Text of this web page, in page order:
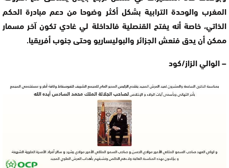
المغرب والوحدة الترابية بشكل أكثر وضوحا من دعم مبادرة الحكم
الذاتي، خاصة أنه يفتح القنصلية فالداخلة لي غادي تكون آخر مسمار
ممكن أن يدق فنعش الجزائر والبوليساريو وحتى جنوب أفريقيا.
– الوالي الزاز/كود